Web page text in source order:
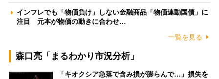
インフレでも「物価負け」しない金融商品「物価連動国債」に
注目 元本が物価の動きに合わせ…
一覧を見る
森口亮「まるわかり市況分析」
「キオクシア急落で含み損が膨らんで…」損失を